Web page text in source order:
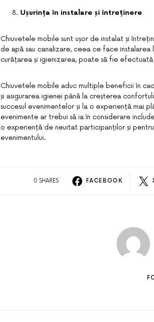
Ușurința în instalare și întreținere
Chiuvetele mobile sunt ușor de instalat și
de apă sau canalizare, ceea ce face
curățarea și igienizarea, poate să fie
Chiuvetele mobile aduc multiple beneficii în
și asigurarea igienei până la creșterea
succesul evenimentelor și la o experiență mai
evenimente ar trebui să ia în considerare
o experiență de neuitat participanților și
evenimentului.
0 SHARES FACEBOOK